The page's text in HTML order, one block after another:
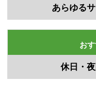
あらゆる
お
休日・